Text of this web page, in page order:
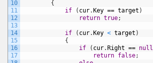
10
11
12
13
14
15
16
17
{
if
( cur. Key == target )
return true;
if ( cur. Key < target )
{
if
( cur. Right == null
return false;